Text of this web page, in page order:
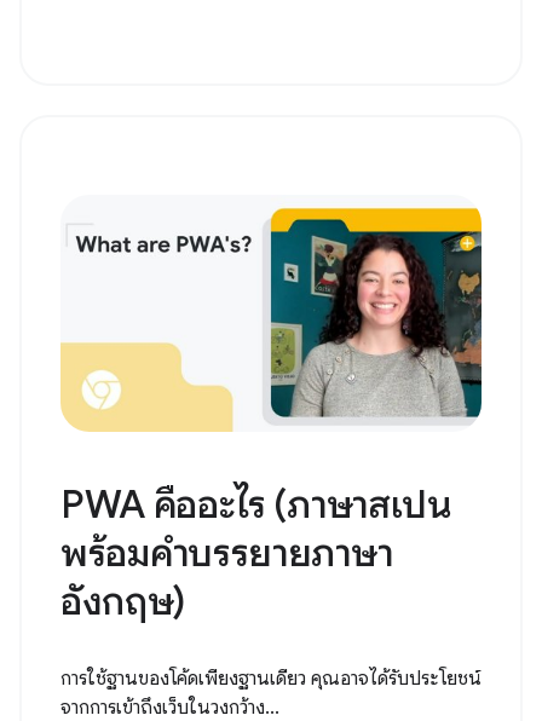
PWA คืออะไร (ภาษาสเปน
พร้อมคำบรรยายภาษา
อังกฤษ)
การใช้ฐานของโค้ดเพียงฐานเดียว คุณอาจได้รับประโยชน์
จากการเข้าถึงเว็บในวงกว้าง...